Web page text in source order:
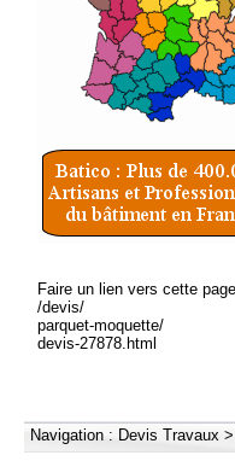
Faire un lien vers cette
/devis/
parquet-moquette/
devis-27878.html
Navigation : Devis Travaux >